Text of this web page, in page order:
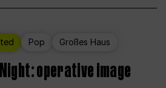
Pop Großes Haus
operative image